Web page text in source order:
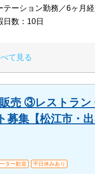
テーション勤務／6ヶ月
日数：10日
て見る
販売 ③レストラ
募集【松江市・
ター歓迎 平日休みあり